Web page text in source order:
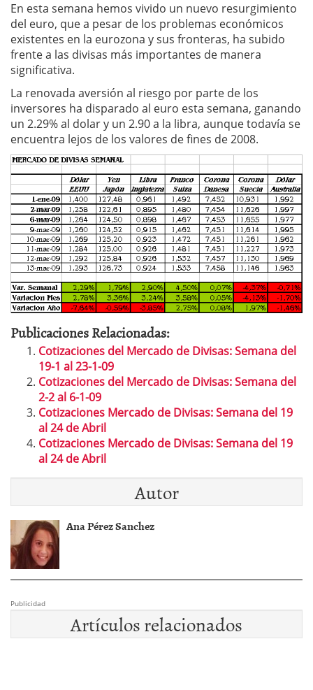
En esta semana hemos vivido un nuevo resurgimiento
del euro, que a pesar de los problemas económicos
existentes en la eurozona y sus fronteras, ha subido
frente a las divisas más importantes de manera
significativa.
La renovada aversión al riesgo por parte de los
inversores ha disparado al euro esta semana, ganando
un 2.29% al dolar y un 2.90 a la libra, aunque todavía se
encuentra lejos de los valores de fines de 2008.
Publicaciones Relacionadas:
Cotizaciones del Mercado de Divisas: Semana del
19-1 al 23-1-09
Cotizaciones del Mercado de Divisas: Semana del
2-2 al 6-1-09
Cotizaciones Mercado de Divisas: Semana del 19
al 24 de Abril
Cotizaciones Mercado de Divisas: Semana del 19
al 24 de Abril
Autor
Ana Pérez Sanchez
Publicidad
Artículos relacionados